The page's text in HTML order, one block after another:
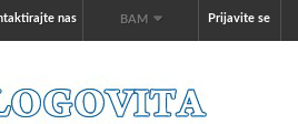
Prijavite se
BAM
nas